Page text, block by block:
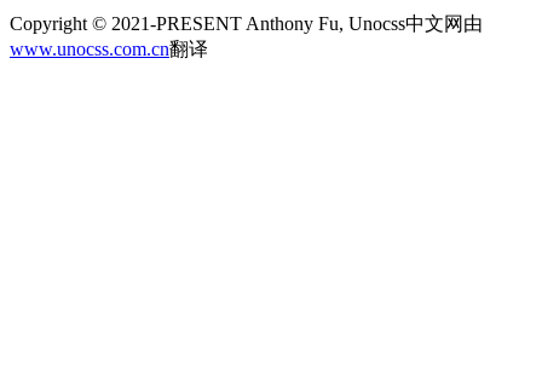
Copyright © 2021-PRESENT Anthony Fu, Unocss中文网由
www.unocss.com.cn翻译